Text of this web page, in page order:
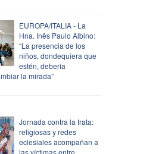
EUROPA/ITALIA - La
Hna. Inês Paulo Albino:
“La presencia de los
niños, dondequiera que
estén, debería
la mirada”
Jornada contra la trata:
religiosas y redes
eclesiales acompañan a
las víctimas entre